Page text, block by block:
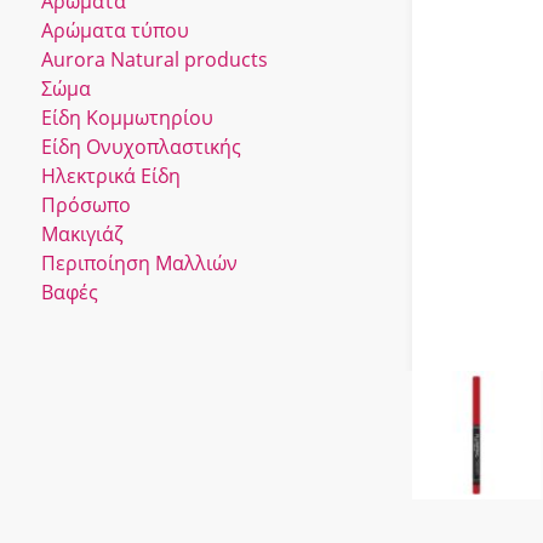
Αρώματα τύπου
Αurora Νatural products
Σώμα
Είδη Κομμωτηρίου
Είδη Ονυχοπλαστικής
Ηλεκτρικά Είδη
Πρόσωπο
Μακιγιάζ
Περιποίηση Μαλλιών
Βαφές